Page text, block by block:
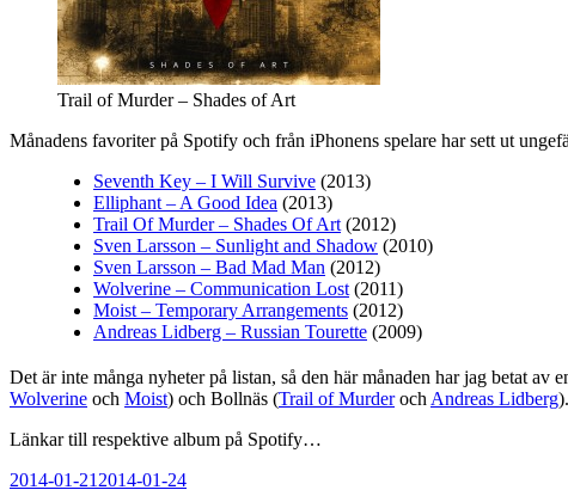
Trail of Murder – Shades of Art
Månadens favoriter på Spotify och från iPhonens spelare har sett ut
Seventh Key – I Will Survive (2013)
Elliphant – A Good Idea (2013)
Trail Of Murder – Shades Of Art (2012)
Sven Larsson – Sunlight and Shadow (2010)
Sven Larsson – Bad Mad Man (2012)
Wolverine – Communication Lost (2011)
Moist – Temporary Arrangements (2012)
Andreas Lidberg – Russian Tourette (2009)
Det är inte många nyheter på listan, så den här månaden har jag betat
Wolverine och Moist) och Bollnäs (Trail of Murderoch Andreas Lidberg
Länkar till respektive album på Spotify…
Publicerat
2014-01-21 2014-01-24